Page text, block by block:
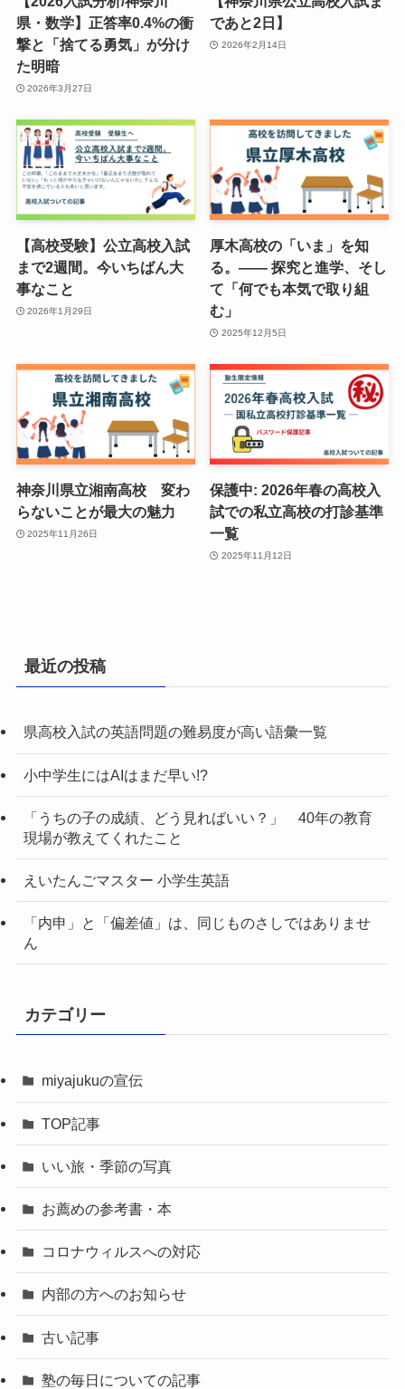
県・数学】正答率0.4%の衝
撃と「捨てる勇気」が分け
た明暗
2026年3月27日
であと2日】
2026年2月14日
【高校受験】公立高校入試
まで2週間。今いちばん大
事なこと
2026年1月29日
厚木高校の「いま」を知
る。—— 探究と進学、そし
て「何でも本気で取り組
む」
2025年12月5日
神奈川県立湘南高校 変わ
らないことが最大の魅力
2025年11月26日
保護中: 2026年春の高校入
試での私立高校の打診基準
一覧
2025年11月12日
最近の投稿
県高校入試の英語問題の難易度が高い語彙一覧
小中学生にはAIはまだ早い!?
「うちの子の成績、どう見ればいい？」 40年の教育
現場が教えてくれたこと
えいたんごマスター 小学生英語
「内申」と「偏差値」は、同じものさしではありませ
ん
カテゴリー
miyajukuの宣伝
TOP記事
いい旅・季節の写真
お薦めの参考書・本
コロナウィルスへの対応
内部の方へのお知らせ
古い記事
塾の毎日についての記事